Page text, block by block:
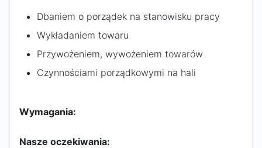
Dbaniem o porządek na stanowisku pracy
Wykładaniem towaru
Przywożeniem, wywożeniem towarów
Czynnościami porządkowymi na hali
Wymagania:
Nasze oczekiwania: